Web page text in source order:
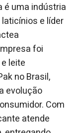
é uma indústria
e líder
foi
leite
no Brasil,
evolução
Com
atende